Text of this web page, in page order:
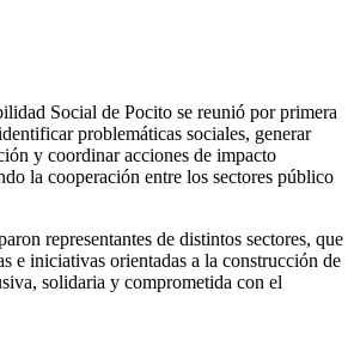
Social de Pocito se reunió por primera
problemáticas sociales, generar
y coordinar acciones de impacto
la cooperación entre los sectores público
representantes de distintos sectores, que
e iniciativas orientadas a la construcción de
solidaria y comprometida con el